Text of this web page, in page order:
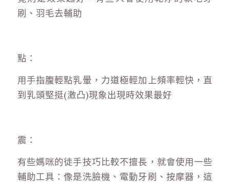
刷、羽毛去輔助
點：
用手指腹輕點乳暈，力道極輕加上頻率輕快，直
到乳頭堅挺(激凸)現象出現時效果最好
震：
有些媽咪的徒手技巧比較不擅長，就會使用一些
輔助工具：像是洗臉機、電動牙刷、按摩器，這